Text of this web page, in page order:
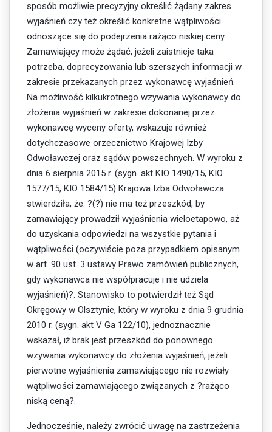
sposób możliwie precyzyjny określić żądany zakres
wyjaśnień czy też określić konkretne wątpliwości
odnoszące się do podejrzenia rażąco niskiej ceny.
Zamawiający może żądać, jeżeli zaistnieje taka
potrzeba, doprecyzowania lub szerszych informacji w
zakresie przekazanych przez wykonawcę wyjaśnień.
Na możliwość kilkukrotnego wzywania wykonawcy do
złożenia wyjaśnień w zakresie dokonanej przez
wykonawcę wyceny oferty, wskazuje również
dotychczasowe orzecznictwo Krajowej Izby
Odwoławczej oraz sądów powszechnych. W wyroku z
dnia 6 sierpnia 2015 r. (sygn. akt KIO 1490/15, KIO
1577/15, KIO 1584/15) Krajowa Izba Odwoławcza
stwierdziła, że: ?(?) nie ma też przeszkód, by
zamawiający prowadził wyjaśnienia wieloetapowo, aż
do uzyskania odpowiedzi na wszystkie pytania i
wątpliwości (oczywiście poza przypadkiem opisanym
w art. 90 ust. 3 ustawy Prawo zamówień publicznych,
gdy wykonawca nie współpracuje i nie udziela
wyjaśnień)?. Stanowisko to potwierdził też Sąd
Okręgowy w Olsztynie, który w wyroku z dnia 9 grudnia
2010 r. (sygn. akt V Ga 122/10), jednoznacznie
wskazał, iż brak jest przeszkód do ponownego
wzywania wykonawcy do złożenia wyjaśnień, jeżeli
pierwotne wyjaśnienia zamawiającego nie rozwiały
wątpliwości zamawiającego związanych z ?rażąco
niską ceną?.
Jednocześnie, należy zwrócić uwagę na zastrzeżenia